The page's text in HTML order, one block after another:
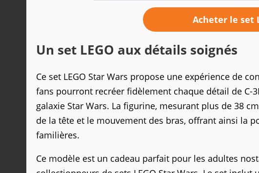
Acheter le set
Un set LEGO aux détails soignés
Ce set LEGO Star Wars propose une expérience de
fans pourront recréer fidèlement chaque détail de C-
galaxie Star Wars. La figurine, mesurant plus de 38
de la tête et le mouvement des bras, offrant ainsi la
familières.
Ce modèle est un cadeau parfait pour les adultes